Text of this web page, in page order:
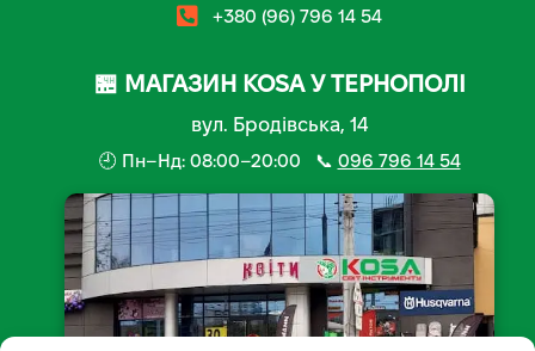
+380 (96) 796 14 54
🏪 МАГАЗИН KOSA У ТЕРНОПОЛІ
вул. Бродівська, 14
🕘 Пн–Нд: 08:00–20:00 📞 096 796 14 54